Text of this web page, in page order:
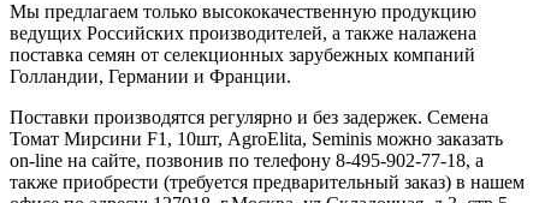
Мы предлагаем только высококачественную продукцию
ведущих Российских производителей, а также налажена
поставка семян от селекционных зарубежных компаний
Голландии, Германии и Франции.
Поставки производятся регулярно и без задержек. Семена
Томат Мирсини F1, 10шт, AgroElita, Seminis можно заказать
on-line на сайте, позвонив по телефону 8-495-902-77-18, а
также приобрести (требуется предварительный заказ) в нашем